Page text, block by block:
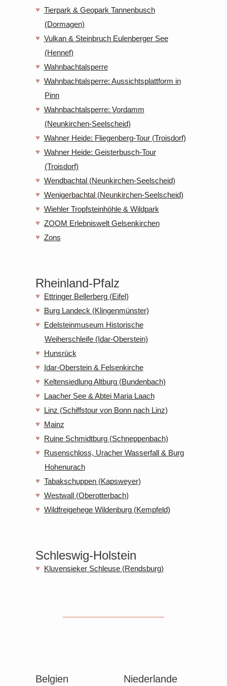
Tierpark & Geopark Tannenbusch
(Dormagen)
Vulkan & Steinbruch Eulenberger See
(Hennef)
Wahnbachtalsperre
Wahnbachtalsperre: Aussichtsplattform in
Pinn
Wahnbachtalsperre: Vordamm
(Neunkirchen-Seelscheid)
Wahner Heide: Fliegenberg-Tour (Troisdorf)
Wahner Heide: Geisterbusch-Tour
(Troisdorf)
Wendbachtal (Neunkirchen-Seelscheid)
Wenigerbachtal (Neunkirchen-Seelscheid)
Wiehler Tropfsteinhöhle & Wildpark
ZOOM Erlebniswelt Gelsenkirchen
Zons
Rheinland-Pfalz
Ettringer Bellerberg (Eifel)
Burg Landeck (Klingenmünster)
Edelsteinmuseum Historische
Weiherschleife (Idar-Oberstein)
Hunsrück
Idar-Oberstein & Felsenkirche
Keltensiedlung Altburg (Bundenbach)
Laacher See & Abtei Maria Laach
Linz (Schiffstour von Bonn nach Linz)
Mainz
Ruine Schmidtburg (Schneppenbach)
Rusenschloss, Uracher Wasserfall & Burg
Hohenurach
Tabakschuppen (Kapsweyer)
Westwall (Oberotterbach)
Wildfreigehege Wildenburg (Kempfeld)
Schleswig-Holstein
Kluvensieker Schleuse (Rendsburg)
Belgien Niederlande